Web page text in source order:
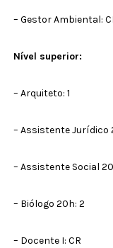
– Gestor Ambiental:
Nível superior:
– Arquiteto: 1
– Assistente Jurídico
– Assistente Social
– Biólogo 20h: 2
– Docente I: CR